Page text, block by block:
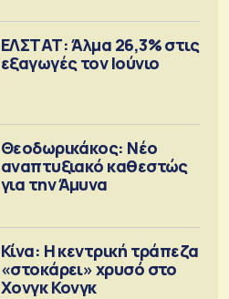
ΕΛΣΤΑΤ: Άλμα 26,3% στις
εξαγωγές τον Ιούνιο
Θεοδωρικάκος: Νέο
αναπτυξιακό καθεστώς
για την Άμυνα
Κίνα: Η κεντρική τράπεζα
«στοκάρει» χρυσό στο
Χονγκ Κονγκ